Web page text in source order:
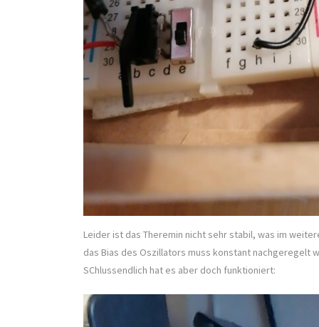
Leider ist das Theremin nicht sehr stabil, was im
das Bias des Oszillators muss konstant nachgeregelt
SChlussendlich hat es aber doch funktioniert: